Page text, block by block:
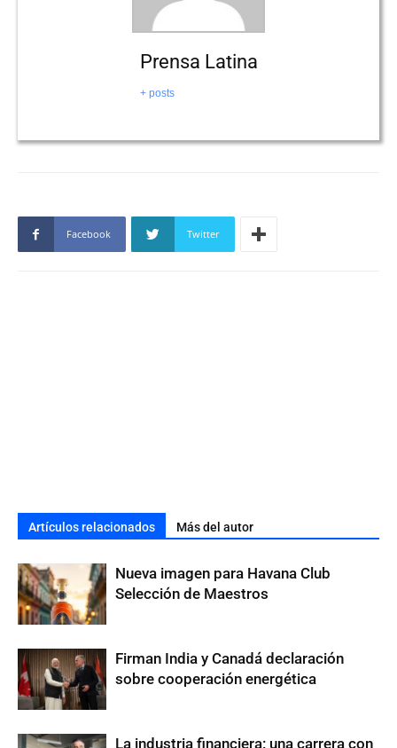
Prensa Latina
+ posts
Facebook Twitter
Artículos relacionados Más del autor
Nueva imagen para Havana Club
Selección de Maestros
Firman India y Canadá declaración
sobre cooperación energética
La industria financiera: una carrera con